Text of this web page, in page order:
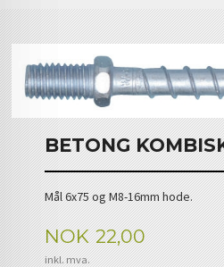
BETONG
Mål 6x75 og M8-16mm hode.
Pris
NOK 22,00
inkl. mva.